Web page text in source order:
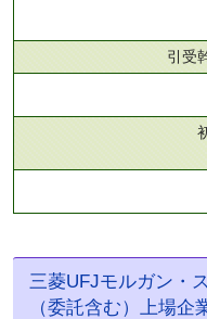
引受
三菱UFJモルガン・
（委託含む）上場企